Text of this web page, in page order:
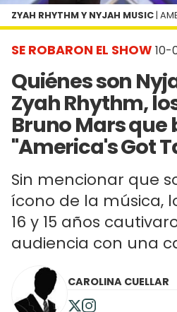
SE ROBARON EL SHOW 10-
Quiénes son
Zyah Rhythm,
Bruno Mars que
"America's Got
Sin mencionar que
ícono de la música,
16 y 15 años
audiencia con una
ZYAH RHYTHM Y NYJAH MUSIC |
CAROLINA CUELLAR